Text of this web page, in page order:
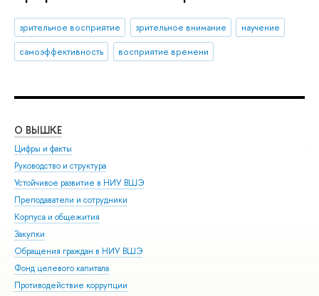
зрительное восприятие зрительное внимание
научение
самоэффективность
восприятие времени
О ВЫШКЕ
Цифры и факты
Руководство и структура
Устойчивое развитие в НИУ ВШЭ
Преподаватели и сотрудники
Корпуса и общежития
Закупки
Обращения граждан в НИУ ВШЭ
Фонд целевого капитала
Противодействие коррупции